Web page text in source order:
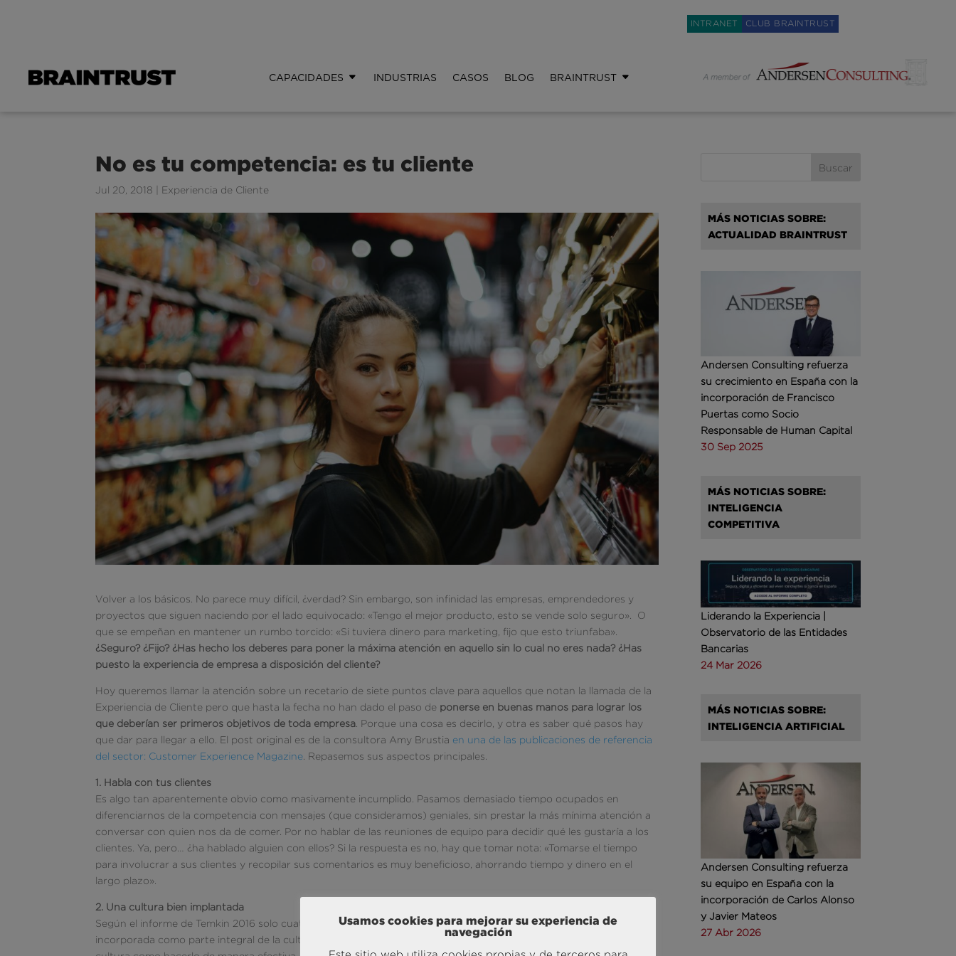
INTRANET CLUB BRAINTRUST
CAPACIDADES INDUSTRIAS CASOS BLOG BRAINTRUST
No es tu competencia: es tu cliente
Jul 20, 2018 Experiencia de Cliente
Volver a los básicos. No parece muy difícil, ¿verdad? Sin embargo, son infinidad las empresas, emprendedores y
proyectos que siguen naciendo por el lado equivocado: «Tengo el mejor producto, esto se vende solo seguro». O
que se empeñan en mantener un rumbo torcido: «Si tuviera dinero para marketing, fijo que esto triunfaba».
¿Seguro? ¿Fijo? ¿Has hecho los deberes para poner la máxima atención en aquello sin lo cual no eres nada? ¿Has
puesto la experiencia de empresa a disposición del cliente?
Hoy queremos llamar la atención sobre un recetario de siete puntos clave para aquellos que notan la llamada de la
Experiencia de Cliente pero que hasta la fecha no han dado el paso de ponerse en buenas manos para lograr los
que deberían ser primeros objetivos de toda empresa . Porque una cosa es decirlo, y otra es saber qué pasos hay
que dar para llegar a ello. El post original es de la consultora Amy Brustia en una de las publicaciones de referencia
del sector: Customer Experience Magazine . Repasemos sus aspectos principales.
1. Habla con tus clientes
Es algo tan aparentemente obvio como masivamente incumplido. Pasamos demasiado tiempo ocupados en
diferenciarnos de la competencia con mensajes (que consideramos) geniales, sin prestar la más mínima atención a
conversar con quien nos da de comer. Por no hablar de las reuniones de equipo para decidir qué les gustaría a los
clientes. Ya, pero… ¿ha hablado alguien con ellos? Si la respuesta es no, hay que tomar nota: «Tomarse el tiempo
para involucrar a sus clientes y recopilar sus comentarios es muy beneficioso, ahorrando tiempo y dinero en el
largo plazo».
2. Una cultura bien implantada
Según el informe de Temkin 2016 solo cuatro de cada cien organizaciones tienen la experiencia del cliente
incorporada como parte integral de la cultura de su empresa, explica Brustia. Tan importante es incorporar esta
MÁS NOTICIAS SOBRE:
ACTUALIDAD BRAINTRUST
Andersen Consulting refuerza
su crecimiento en España con la
incorporación de Francisco
Puertas como Socio
Responsable de Human Capital
30 Sep 2025
MÁS NOTICIAS SOBRE:
INTELIGENCIA
COMPETITIVA
Liderando la Experiencia |
Observatorio de las Entidades
Bancarias
24 Mar 2026
MÁS NOTICIAS SOBRE:
INTELIGENCIA ARTIFICIAL
Andersen Consulting refuerza
su equipo en España con la
incorporación de Carlos Alonso
y Javier Mateos
27 Abr 2026
Usamos cookies para mejorar su experiencia de
navegación